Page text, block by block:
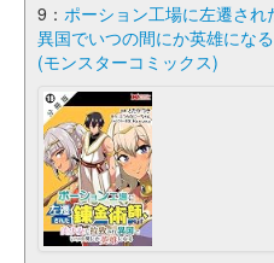
9： ポーション工場に左遷さ
異国でいつの間にか英雄にな
(モンスターコミックス)